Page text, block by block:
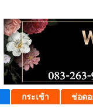
กระเช้า ช่อดอ